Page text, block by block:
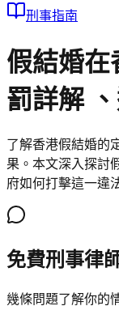
刑事指南
假結婚在
罰詳解
了解香港假結婚的
果。本文深入探討
府如何打擊這一違
免費刑事律
幾條問題了解你的